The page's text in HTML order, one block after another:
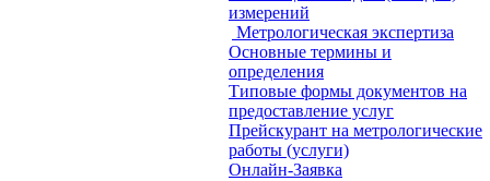
измерений
Метрологическая экспертиза
Основные термины и
определения
Типовые формы документов на
предоставление услуг
Прейскурант на метрологические
работы (услуги)
Онлайн-Заявка